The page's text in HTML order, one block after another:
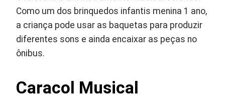
Como um dos brinquedos infantis menina 1 ano,
a criança pode usar as baquetas para produzir
diferentes sons e ainda encaixar as peças no
ônibus.
Caracol Musical